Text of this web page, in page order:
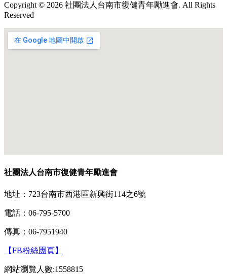
Copyright © 2026 社團法人台南市復健青年勵進會. All Rights
Reserved
社團法人台南市復健青年勵進會
地址：723台南市西港區新興街114之6號
電話：06-795-5700
傳真：06-7951940
【FB粉絲團頁】
網站瀏覽人數:1558815